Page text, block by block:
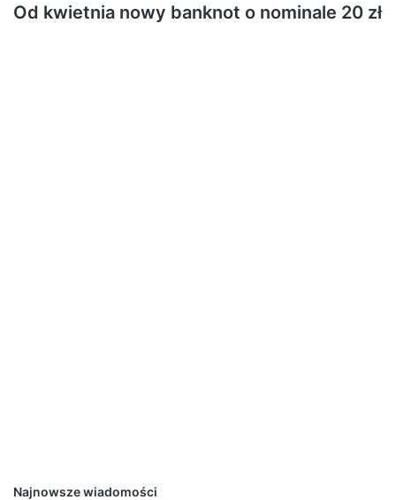
Od kwietnia nowy banknot o nominale 20 zł
Najnowsze wiadomości